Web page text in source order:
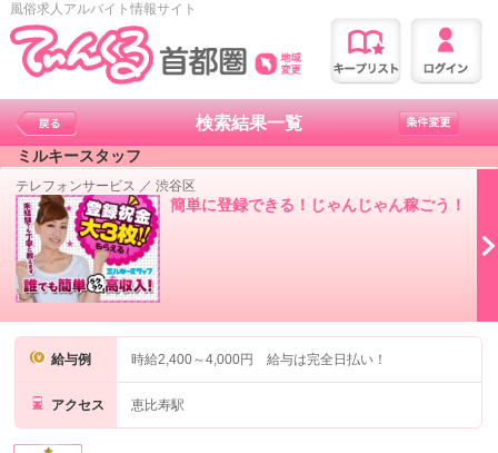
風俗求人アルバイト情報サイト
検索結果一覧
ミルキースタッフ
テレフォンサービス ／渋谷区
簡単に登録できる！じゃんじゃん稼ごう！
給与例 時給2,400～4,000円 給与は完全日払い！
アクセス 恵比寿駅